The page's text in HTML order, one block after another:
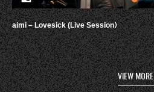
aimi – Lovesick (Live Session）
VIEW MORE